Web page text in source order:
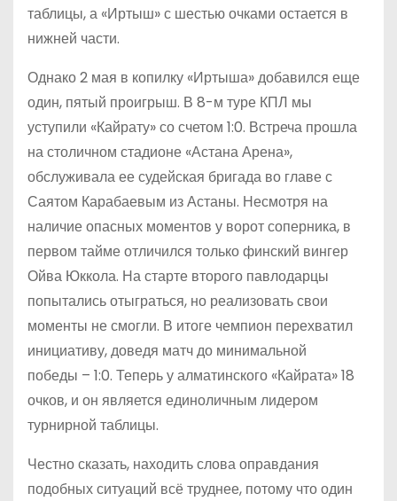
таблицы, а «Иртыш» с шестью очками остается в
нижней части.
Однако 2 мая в копилку «Иртыша» добавился еще
один, пятый проигрыш. В 8-м туре КПЛ мы
уступили «Кайрату» со счетом 1:0. Встреча прошла
на столичном стадионе «Астана Арена»,
обслуживала ее судейская бригада во главе с
Саятом Карабаевым из Астаны. Несмотря на
наличие опасных моментов у ворот соперника, в
первом тайме отличился только финский вингер
Ойва Юккола. На старте второго павлодарцы
попытались отыграться, но реализовать свои
моменты не смогли. В итоге чемпион перехватил
инициативу, доведя матч до минимальной
победы – 1:0. Теперь у алматинского «Кайрата» 18
очков, и он является единоличным лидером
турнирной таблицы.
Честно сказать, находить слова оправдания
подобных ситуаций всё труднее, потому что один